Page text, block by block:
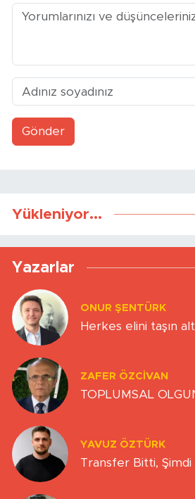
Gönder
Yükleniyor...
Yazarlar
ONUR ŞENTÜRK
Herkes elini taşın
ZAFER ÖZCIVAN
TOPLUMSAL
YAVUZ ÖZTÜRK
Transfer Bitti, Şimdi